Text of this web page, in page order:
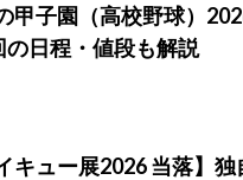
の甲子園（高校野球）
の日程・値段も解説
キュー展2026 当落】